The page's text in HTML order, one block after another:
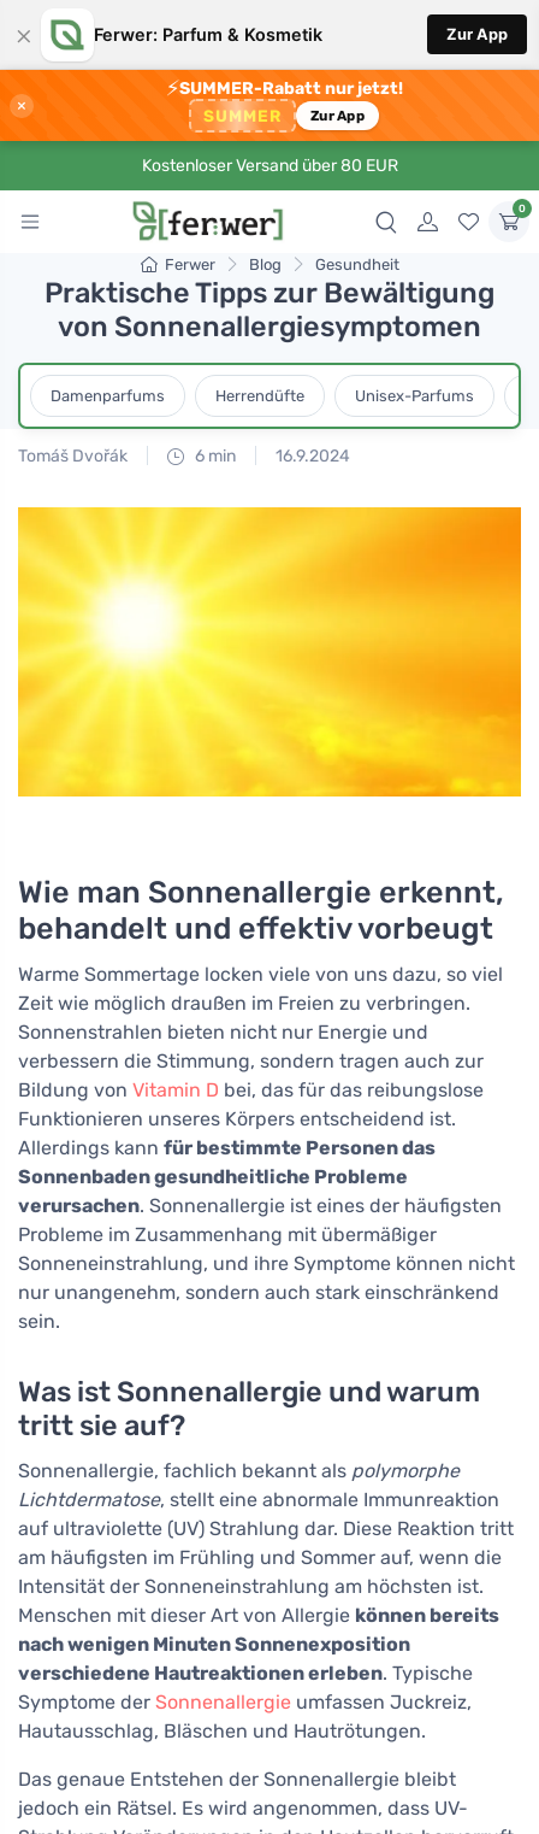
× Ferwer: Parfum & Kosmetik Zur App
×
⚡SUMMER-Rabatt nur jetzt!
SUMMER Zur App
Kostenloser Versand über 80 EUR
0
Ferwer Blog Gesundheit
Praktische Tipps zur Bewältigung
von Sonnenallergiesymptomen
Damenparfums Herrendüfte Unisex-Parfums
Tomáš Dvořák 6 min 16.9.2024
Wie man Sonnenallergie erkennt,
behandelt und effektiv vorbeugt
Warme Sommertage locken viele von uns dazu, so viel
Zeit wie möglich draußen im Freien zu verbringen.
Sonnenstrahlen bieten nicht nur Energie und
verbessern die Stimmung, sondern tragen auch zur
Bildung von Vitamin D bei, das für das reibungslose
Funktionieren unseres Körpers entscheidend ist.
Allerdings kann für bestimmte Personen das
Sonnenbaden gesundheitliche Probleme
verursachen. Sonnenallergie ist eines der häufigsten
Probleme im Zusammenhang mit übermäßiger
Sonneneinstrahlung, und ihre Symptome können nicht
nur unangenehm, sondern auch stark einschränkend
sein.
Was ist Sonnenallergie und warum
tritt sie auf?
Sonnenallergie, fachlich bekannt als polymorphe
Lichtdermatose, stellt eine abnormale Immunreaktion
auf ultraviolette (UV) Strahlung dar. Diese Reaktion tritt
am häufigsten im Frühling und Sommer auf, wenn die
Intensität der Sonneneinstrahlung am höchsten ist.
Menschen mit dieser Art von Allergie können bereits
nach wenigen Minuten Sonnenexposition
verschiedene Hautreaktionen erleben. Typische
Symptome der Sonnenallergie umfassen Juckreiz,
Hautausschlag, Bläschen und Hautrötungen.
Das genaue Entstehen der Sonnenallergie bleibt
jedoch ein Rätsel. Es wird angenommen, dass UV-